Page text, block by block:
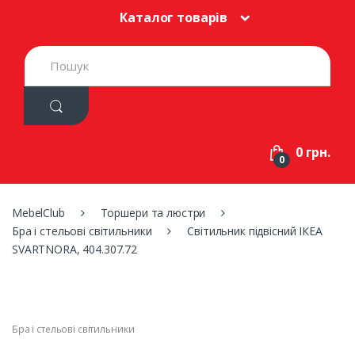
Каталог товарів
S
e
h
:
0 0 грн.
MebelClub
Торшери та люстри
Бра і стельові світильники
Світильник підвісний ІКЕА
SVARTNORA, 404.307.72
Бра і стельові світильники